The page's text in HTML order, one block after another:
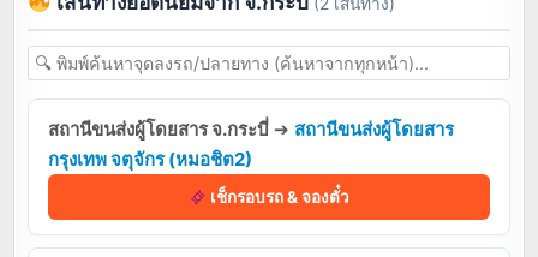
สถานีขนส่งผู้โดยสาร จ.กระบี่ ➔ สถานีขนส่งผู้โดยสาร
กรุงเทพ จตุจักร (หมอชิต2)
เช็กรอบรถ & จองตั๋ว